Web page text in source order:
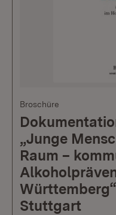
Broschüre
„Junge
Raum –
Stuttgart